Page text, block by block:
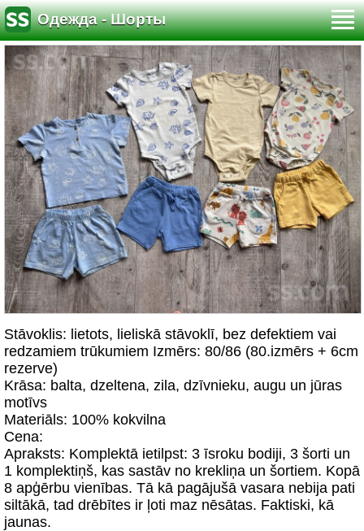
Одежда - Шорты
Stāvoklis: lietots, lieliskā stāvoklī, bez defektiem vai
redzamiem trūkumiem Izmērs: 80/86 (80.izmērs + 6cm
rezerve)
Krāsa: balta, dzeltena, zila, dzīvnieku, augu un jūras
motīvs
Materiāls: 100% kokvilna
Cena:
Apraksts: Komplektā ietilpst: 3 īsroku bodiji, 3 šorti un
1 komplektiņš, kas sastāv no krekliņa un šortiem. Kopā
8 apģērbu vienības. Tā kā pagājušā vasara nebija pati
siltākā, tad drēbītes ir ļoti maz nēsātas. Faktiski, kā
jaunas.